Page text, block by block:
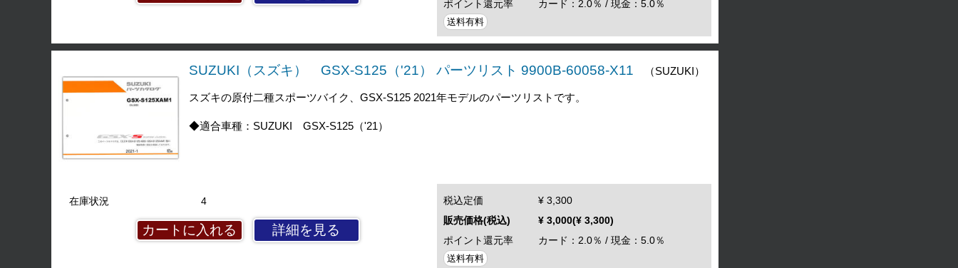
ポイント還元率
カード：2.0％ / 現金：5.0％
送料有料
SUZUKI（スズキ） GSX-S125（'21） パーツリスト 9900B-60058-X11 （SUZUKI）
スズキの原付二種スポーツバイク、GSX-S125 2021年モデルのパーツリストです。
◆適合車種：SUZUKI GSX-S125（'21）
在庫状況 4
詳細を見る
税込定価
¥ 3,300
販売価格(税込)
¥ 3,000(¥ 3,300)
ポイント還元率
カード：2.0％ / 現金：5.0％
送料有料